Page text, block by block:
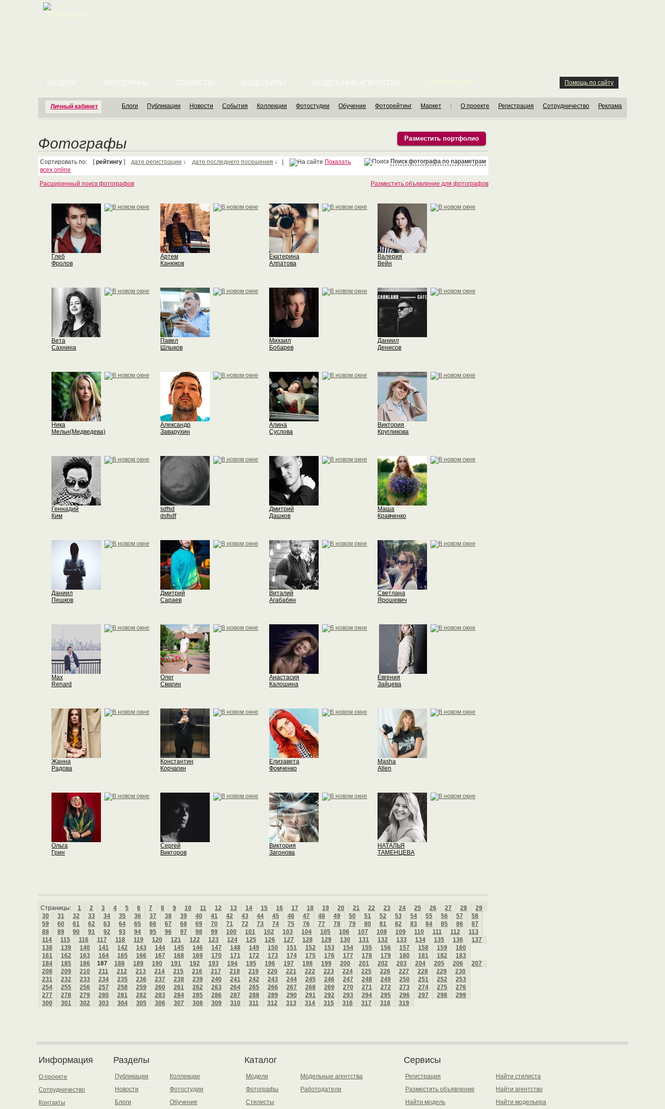
Личный кабинет
МОДЕЛИ ФОТОГРАФЫ СТИЛИСТЫ МОДЕЛЬЕРЫ МОДЕЛЬНЫЕ АГЕНТСТВА Помощь по сайту
Блоги Публикации Новости События Коллекции Фотостудии Обучение Фоторейтинг Маркет О проекте Регистрация Сотрудничество Реклама
Фотографы Разместить портфолио
Поиск фотографа по параметрам
Сортировать по: [рейтингу ] дате регистрации ↓ дате последнего посещения ↓ |
Показать
всех online
Разместить объявление для фотографов
Расширенный поиск фотографов
Глеб
Фролов
Артем
Канюков
Екатерина
Алпатова
Валерия
Вейн
Вета
Сахнина
Павел
Шлыков
Михаил
Бобарев
Даниил
Денисов
Ника
Мельн(Медведева)
Александр
Заварухин
Алина
Суслова
Виктория
Кругликова
Геннадий
Ким
sdfsd
dsfsdf
Дмитрий
Дашков
Маша
Кравченко
Даниил
Пешков
Дмитрий
Сараев
Виталий
Агабабян
Светлана
Ярошевич
Max
Renard
Олег
Смагин
Анастасия
Калошина
Евгения
Зайцева
Жанна
Радова
Константин
Корчагин
Елизавета
Фомченко
Masha
Allen
Ольга
Грин
Сергей
Викторов
Виктория
Загонова
НАТАЛЬЯ
ТАМЕНЦЕВА
Страницы: 1 2 3 4 5 6 7 8 9 10 11 12 13 14 15 16 17 18 19 20 21 22 23 24 25 26 27 28
29
30
31 32 33 34 35 36 37 38 39 40 41 42 43 44 45 46 47 48 49 50 51 52 53 54 55 56 57
58
59
60 61 62 63 64 65 66 67 68 69 70 71 72 73 74 75 76 77 78 79 80 81 82 83 84 85 86
87
88
89 90 91 92 93 94 95 96 97 98 99 100 101 102 103 104 105 106 107 108 109 110 111 112
113
114
115 116 117 118 119 120 121 122 123 124 125 126 127 128 129 130 131 132 133 134 135 136
137
138
139 140 141 142 143 144 145 146 147 148 149 150 151 152 153 154 155 156 157 158 159
160
161
162 163 164 165 166 167 168 169 170 171 172 173 174 175 176 177 178 179 180 181 182
183
184
185 186 187 188 189 190 191 192 193 194 195 196 197 198 199 200 201 202 203 204 205 206
207
208
209 210 211 212 213 214 215 216 217 218 219 220 221 222 223 224 225 226 227 228 229
230
231
232 233 234 235 236 237 238 239 240 241 242 243 244 245 246 247 248 249 250 251 252
253
254
255 256 257 258 259 260 261 262 263 264 265 266 267 268 269 270 271 272 273 274 275
276
277
278 279 280 281 282 283 284 285 286 287 288 289 290 291 292 293 294 295 296 297 298
299
300
301 302 303 304 305 306 307 308 309 310 311 312 313 314 315 316 317 318 319
Информация
О проекте
Сотрудничество
Контакты
Разделы
Публикации
Новости
Блоги
Коллекции
Фотостудии
Обучение
Каталог
Модели
Фотографы
Стилисты
Модельные агентства
Работодатели
Сервисы
Регистрация
Разместить объявление
Найти модель
Найти стилиста
Найти агентство
Найти модельера